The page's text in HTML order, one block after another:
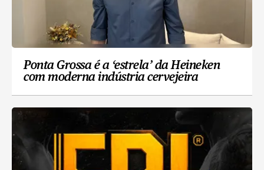
Ponta Grossa é a ‘estrela’ da Heineken
com moderna indústria cervejeira